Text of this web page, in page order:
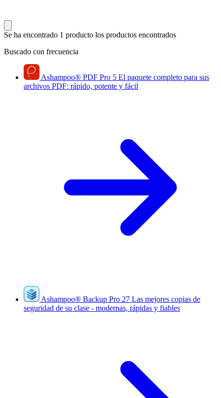
Se ha encontrado 1 producto los productos encontrados
Buscado con frecuencia
Ashampoo® PDF Pro 5 El paquete completo para sus
archivos PDF: rápido, potente y fácil
Ashampoo® Backup Pro 27 Las mejores copias de
seguridad de su clase - modernas, rápidas y fiables